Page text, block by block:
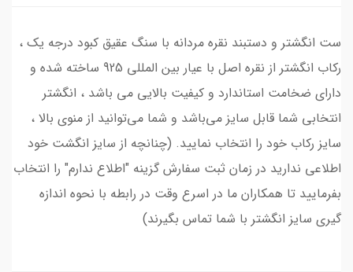
ست انگشتر و دستبند نقره مردانه با سنگ عقیق کبود درجه یک ،
رکاب انگشتر از نقره اصل با عیار بین المللی 925 ساخته شده و
دارای ضخامت استاندارد و کیفیت بالایی می‌ باشد ، انگشتر
انتخابی شما قابل سایز می‌باشد و شما می‌توانید از منوی بالا ،
سایز رکاب خود را انتخاب نمایید. (چنانچه از سایز انگشت خود
اطلاعی ندارید در زمان ثبت سفارش گزینه "اطلاع ندارم" را انتخاب
بفرمایید تا همکاران ما در اسرع وقت در رابطه با نحوه اندازه
گیری سایز انگشتر با شما تماس بگیرند)